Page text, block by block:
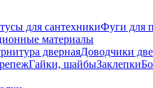
для сантехникиФуги для
материалы
двернаяДоводчики
Гайки, шайбыЗаклепки